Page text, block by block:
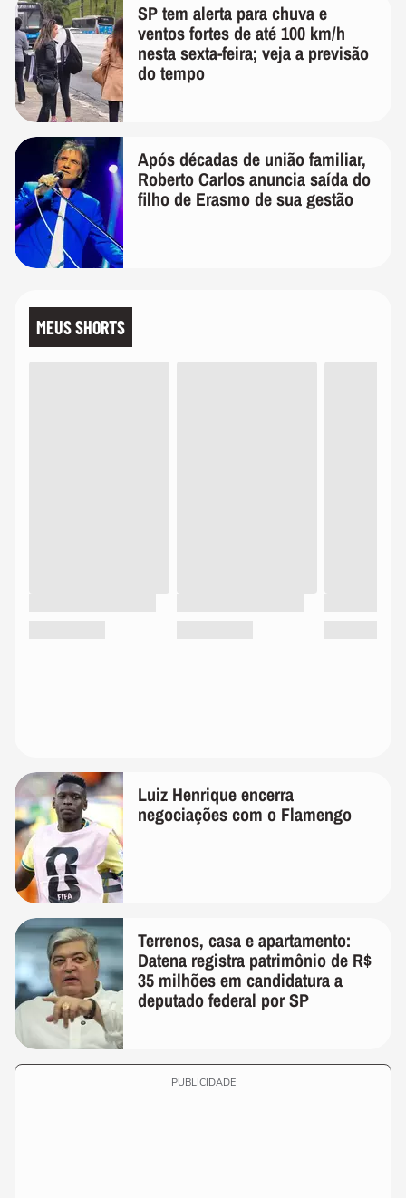
SP tem alerta para chuva e
ventos fortes de até 100 km/h
nesta sexta-feira; veja a previsão
do tempo
Após décadas de união familiar,
Roberto Carlos anuncia saída do
filho de Erasmo de sua gestão
MEUS SHORTS
Luiz Henrique encerra
negociações com o Flamengo
Terrenos, casa e apartamento:
Datena registra patrimônio de R$
35 milhões em candidatura a
deputado federal por SP
PUBLICIDADE